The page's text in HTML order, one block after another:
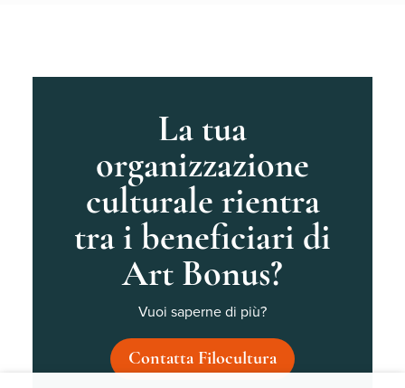
La tua
organizzazione
culturale rientra
tra i beneficiari di
Art Bonus?
Vuoi saperne di più?
Contatta Filocultura